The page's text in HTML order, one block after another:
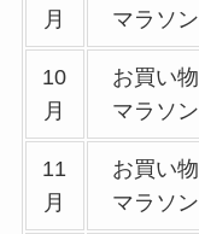
月
マラソン
10
月
お買い物
マラソン
11
月
お買い物
マラソン